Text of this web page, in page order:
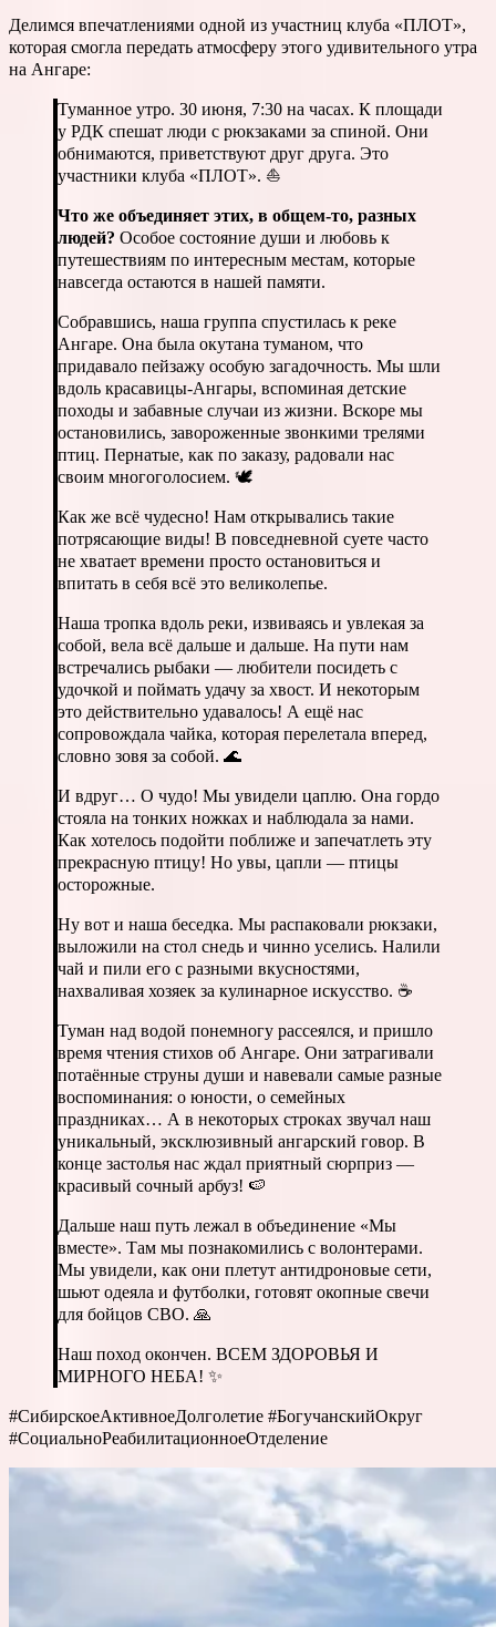
Делимся впечатлениями одной из участниц клуба «ПЛОТ»,
которая смогла передать атмосферу этого удивительного утра
на Ангаре:
Туманное утро. 30 июня, 7:30 на часах. К площади
у РДК спешат люди с рюкзаками за спиной. Они
обнимаются, приветствуют друг друга. Это
участники клуба «ПЛОТ». ⛵️
Что же объединяет этих, в общем-то, разных
людей? Особое состояние души и любовь к
путешествиям по интересным местам, которые
навсегда остаются в нашей памяти.
Собравшись, наша группа спустилась к реке
Ангаре. Она была окутана туманом, что
придавало пейзажу особую загадочность. Мы шли
вдоль красавицы-Ангары, вспоминая детские
походы и забавные случаи из жизни. Вскоре мы
остановились, завороженные звонкими трелями
птиц. Пернатые, как по заказу, радовали нас
своим многоголосием. 🕊
Как же всё чудесно! Нам открывались такие
потрясающие виды! В повседневной суете часто
не хватает времени просто остановиться и
впитать в себя всё это великолепье.
Наша тропка вдоль реки, извиваясь и увлекая за
собой, вела всё дальше и дальше. На пути нам
встречались рыбаки — любители посидеть с
удочкой и поймать удачу за хвост. И некоторым
это действительно удавалось! А ещё нас
сопровождала чайка, которая перелетала вперед,
словно зовя за собой. 🌊
И вдруг… О чудо! Мы увидели цаплю. Она гордо
стояла на тонких ножках и наблюдала за нами.
Как хотелось подойти поближе и запечатлеть эту
прекрасную птицу! Но увы, цапли — птицы
осторожные.
Ну вот и наша беседка. Мы распаковали рюкзаки,
выложили на стол снедь и чинно уселись. Налили
чай и пили его с разными вкусностями,
нахваливая хозяек за кулинарное искусство. ☕️
Туман над водой понемногу рассеялся, и пришло
время чтения стихов об Ангаре. Они затрагивали
потаённые струны души и навевали самые разные
воспоминания: о юности, о семейных
праздниках… А в некоторых строках звучал наш
уникальный, эксклюзивный ангарский говор. В
конце застолья нас ждал приятный сюрприз —
красивый сочный арбуз! 🍉
Дальше наш путь лежал в объединение «Мы
вместе». Там мы познакомились с волонтерами.
Мы увидели, как они плетут антидроновые сети,
шьют одеяла и футболки, готовят окопные свечи
для бойцов СВО. 🙏
Наш поход окончен. ВСЕМ ЗДОРОВЬЯ И
МИРНОГО НЕБА! ✨
#СибирскоеАктивноеДолголетие #БогучанскийОкруг
#СоциальноРеабилитационноеОтделение